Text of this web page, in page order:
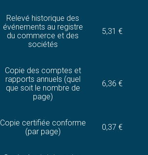
Relevé historique des
événements au registre
du commerce et des
sociétés
5,31 €
Copie des comptes et
rapports annuels (quel
que soit le nombre de
page)
6,36 €
Copie certifiée conforme
(par page)
0,37 €